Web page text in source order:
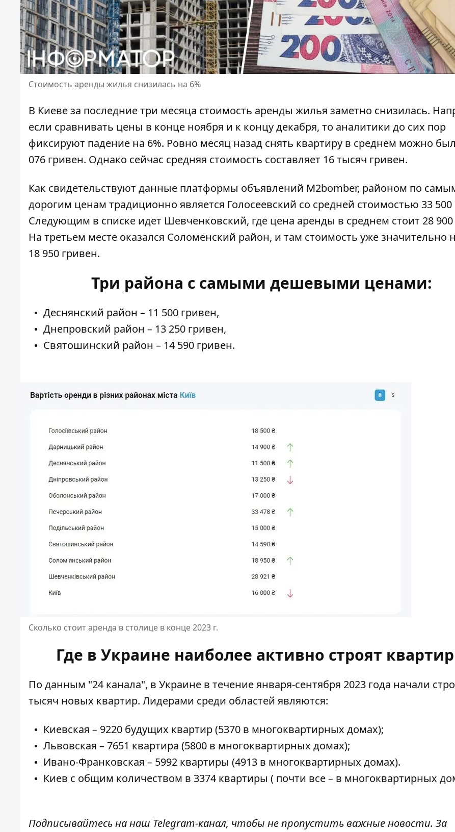
Стоимость аренды жилья снизилась на 6%
В Киеве за последние три месяца стоимость аренды жилья заметно снизилась.
если сравнивать цены в конце ноября и к концу декабря, то аналитики до сих пор
фиксируют падение на 6%. Ровно месяц назад снять квартиру в среднем можно
076 гривен. Однако сейчас средняя стоимость составляет 16 тысяч гривен.
Как свидетельствуют данные платформы объявлений M2bomber, районом по
дорогим ценам традиционно является Голосеевский со средней стоимостью 33 500
Следующим в списке идет Шевченковский, где цена аренды в среднем стоит 28 900
На третьем месте оказался Соломенский район, и там стоимость уже значительно
18 950 гривен.
Три района с самыми дешевыми ценами:
Деснянский район – 11 500 гривен,
Днепровский район – 13 250 гривен,
Святошинский район – 14 590 гривен.
Сколько стоит аренда в столице в конце 2023 г.
Где в Украине наиболее активно строят
По данным "24 канала", в Украине в течение января-сентября 2023 года начали
тысяч новых квартир. Лидерами среди областей являются:
Киевская – 9220 будущих квартир (5370 в многоквартирных домах);
Львовская – 7651 квартира (5800 в многоквартирных домах);
Ивано-Франковская – 5992 квартиры (4913 в многоквартирных домах).
Киев с общим количеством в 3374 квартиры ( почти все – в многоквартирных
Подписывайтесь на наш Telegram-канал, чтобы не пропустить важные новости. За